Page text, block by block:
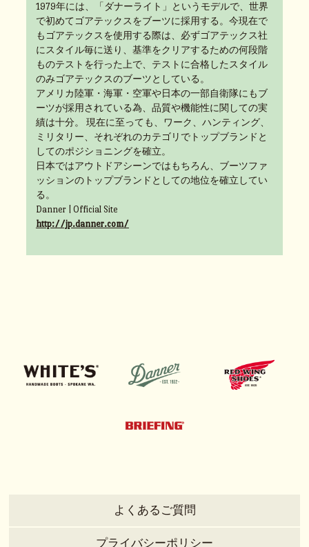
1979年には、「ダナーライト」というモデルで、世界
で初めてゴアテックスをブーツに採用する。今現在で
もゴアテックスを使用する際は、必ずゴアテックス社
にスタイル毎に送り、基準をクリアするための何段階
ものテストを行った上で、テストに合格したスタイル
のみゴアテックスのブーツとしている。
アメリカ陸軍・海軍・空軍や日本の一部自衛隊にもブ
ーツが採用されている為、品質や機能性に関しての実
績は十分。 現在に至っても、ワーク、ハンティング、
ミリタリー、それぞれのカテゴリでトップブランドと
してのポジショニングを確立。
日本ではアウトドアシーンではもちろん、ブーツファ
ッションのトップブランドとしての地位を確立してい
る。
Danner | Official Site
http://jp.danner.com/
よくあるご質問
プライバシーポリシー